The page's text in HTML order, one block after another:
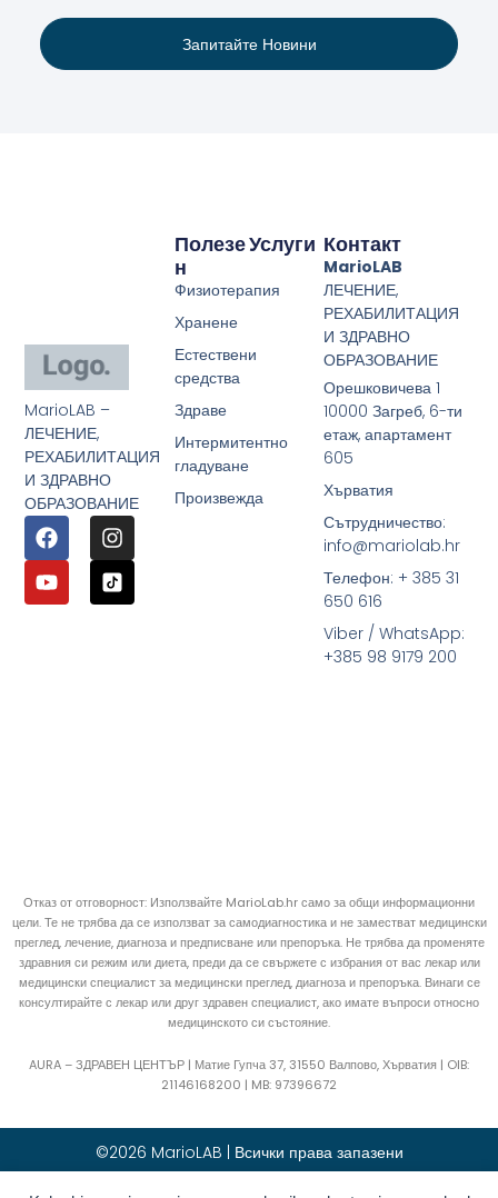
Запитайте Новини
MarioLAB –
ЛЕЧЕНИЕ,
РЕХАБИЛИТАЦИЯ
И ЗДРАВНО
ОБРАЗОВАНИЕ
Услуги
Полезе
Н
Физиотерапия
Хранене
Естествени
средства
Здраве
Интермитентно
гладуване
Произвежда
Контакт
MarioLAB
ЛЕЧЕНИЕ,
РЕХАБИЛИТАЦИЯ
И ЗДРАВНО
ОБРАЗОВАНИЕ
Орешковичева 1
10000 Загреб, 6-ти
етаж, апартамент
605
Хърватия
Сътрудничество:
info@mariolab.hr
Телефон: + 385 31
650 616
Viber / WhatsApp:
+385 98 9179 200
Отказ от отговорност: Използвайте MarioLab.hr само за общи информационни
цели. Те не трябва да се използват за самодиагностика и не заместват медицински
преглед, лечение, диагноза и предписване или препоръка. Не трябва да променяте
здравния си режим или диета, преди да се свържете с избрания от вас лекар или
медицински специалист за медицински преглед, диагноза и препоръка. Винаги се
консултирайте с лекар или друг здравен специалист, ако имате въпроси относно
медицинското си състояние.
AURA – ЗДРАВЕН ЦЕНТЪР | Матие Гупча 37, 31550 Валпово, Хърватия | OIB:
21146168200 | MB: 97396672
©2026 MarioLAB | Всички права запазени